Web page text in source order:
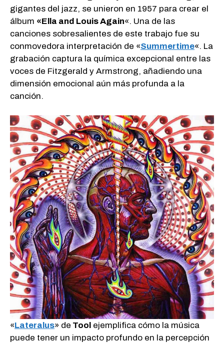
gigantes del jazz, se unieron en 1957 para crear el
álbum «Ella and Louis Again«. Una de las
canciones sobresalientes de este trabajo fue su
conmovedora interpretación de «Summertime«. La
grabación captura la química excepcional entre las
voces de Fitzgerald y Armstrong, añadiendo una
dimensión emocional aún más profunda a la
canción.
«Lateralus» de Tool ejemplifica cómo la música
puede tener un impacto profundo en la percepción